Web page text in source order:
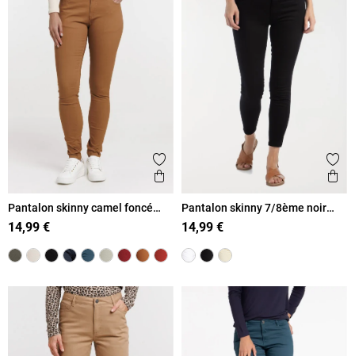
Ajouter aux favoris
Aperçu rapide
Pantalon skinny camel foncé
femme
14,99 €
Pantalon skinny 7/8ème noir
femme
14,99 €